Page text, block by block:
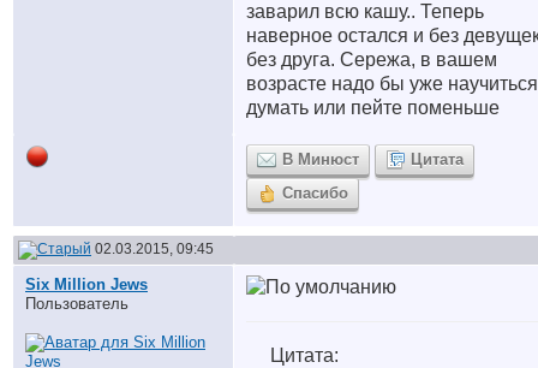
заварил всю кашу.. Теперь
наверное остался и без
без друга. Сережа, в вашем
возрасте надо бы уже научиться
думать или пейте поменьше
В Минюст
Цитата
Спасибо
02.03.2015, 09:45
Six Million Jews
Пользователь
Цитата: